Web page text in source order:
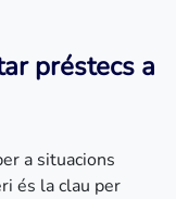
préstecs a
a situacions
és la clau per